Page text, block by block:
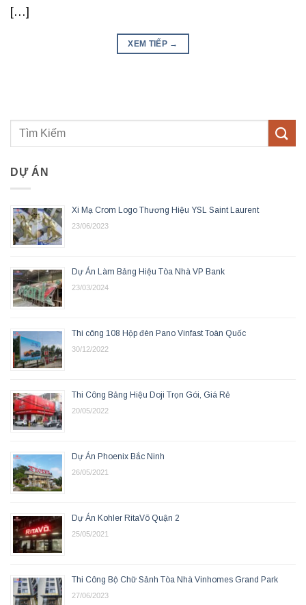
[…]
XEM TIẾP →
DỰ ÁN
Xi Mạ Crom Logo Thương Hiệu YSL Saint Laurent
23/06/2023
Dự Án Làm Bảng Hiệu Tòa Nhà VP Bank
23/03/2024
Thi công 108 Hộp đèn Pano Vinfast Toàn Quốc
30/12/2022
Thi Công Bảng Hiệu Doji Trọn Gói, Giá Rẻ
20/05/2022
Dự Án Phoenix Bắc Ninh
26/05/2021
Dự Án Kohler RitaVõ Quận 2
25/05/2021
Thi Công Bộ Chữ Sảnh Tòa Nhà Vinhomes Grand Park
27/06/2023